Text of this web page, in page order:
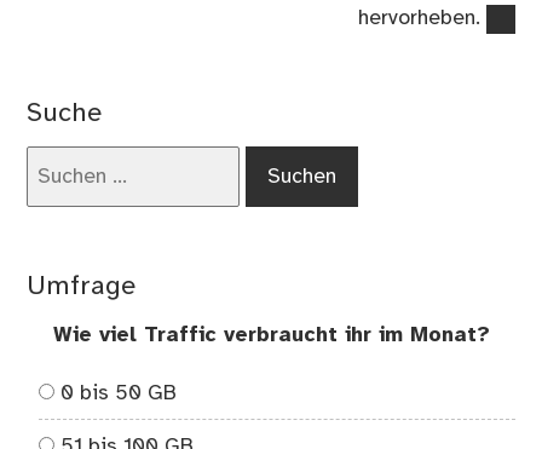
hervorheben.
Suche
Umfrage
Wie viel Traffic verbraucht ihr im Monat?
0 bis 50 GB